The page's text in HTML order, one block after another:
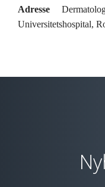
Adresse
Universitetshospital,